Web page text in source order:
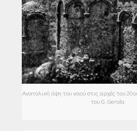
Ανατολική όψη του ναού στις αρχές του
του G. Gerola.